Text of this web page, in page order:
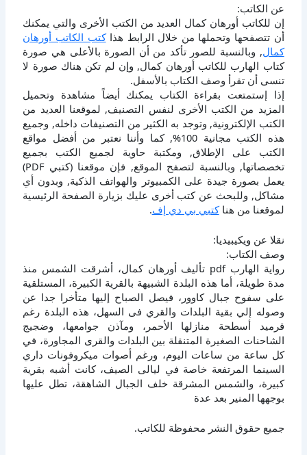
عن الكاتب:
إن للكاتب أورهان كمال العديد من الكتب الأخرى والتي يمكنك
أن تتصفحها وتحملها من خلال الرابط هذاكتب الكاتب أورهان
كمال, وبالنسبة للصور تأكد من أن الصورة بالأعلى هي صورة
كتاب الهارب للكاتب أورهان كمال, وإن لم تكن هناك صورة لا
تنسى أن تقرأ وصف الكتاب بالأسفل.
إذا إستمتعت بقراءة الكتاب يمكنك أيضاً مشاهدة وتحميل
المزيد من الكتب الأخرى لنفس التصنيف, لموقعنا العديد من
الكتب الإلكترونية, وتوجد به الكثير من التصنيفات داخله, وجميع
هذه الكتب مجانية 100%, كما وأننا نعتبر من أفضل مواقع
الكتب على الإطلاق, ومكتبة حاوية لجميع الكتب بجميع
تخصصاتها, وبالنسبة لتصفح الموقع, فإن موقعنا (كتبي PDF)
يعمل بصورة جيدة على الكمبيوتر والهواتف الذكية, وبدون أي
مشاكل, وللبحث عن كتب أخرى عليك بزيارة الصفحة الرئيسية
لموقعنا من هناكتبي بي دي إف.
نقلا عن ويكيبيديا:
وصف الكتاب:
رواية الهارب pdf تأليف أورهان كمال، أشرقت الشمس منذ
مدة طويلة، أما هذه البلدة الشبيهة بالقرية الكبيرة، المستلقية
على سفوح جبال كاوور، فيصل الصباح إليها متأخرا جدا عن
وصوله إلي بقية البلدات والقري فى السهل، هذه البلدة رغم
قرميد أسطحة منازلها الأحمر، ومآذن جوامعها، وضجيج
الشاحنات الصغيرة المتنقلة بين البلدات والقرى المجاورة، في
كل ساعة من ساعات اليوم، ورغم أصوات ميكروفونات داري
السينما المرتفعة خاصة في ليالى الصيف، كانت أشبه بقرية
كبيرة، والشمس المشرقة خلف الجبال الشاهقة، تطل عليها
بوجهها المنير بعد عدة
جميع حقوق النشر محفوظة للكاتب.